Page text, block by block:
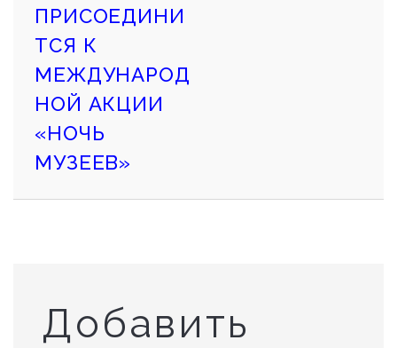
ПРИСОЕДИНИ
ТСЯ К
МЕЖДУНАРОД
НОЙ АКЦИИ
«НОЧЬ
МУЗЕЕВ»
Добавить